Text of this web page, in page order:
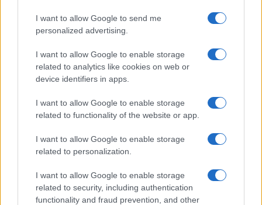
I want to allow Google to send me
personalized advertising.
I want to allow Google to enable storage
related to analytics like cookies on web or
device identifiers in apps.
I want to allow Google to enable storage
related to functionality of the website or app.
I want to allow Google to enable storage
related to personalization.
I want to allow Google to enable storage
related to security, including authentication
functionality and fraud prevention, and other
αποδοτικότητας
Η Chery επενδύει 75 εκατ.
δολάρια στην KG Mobility
Ατρόμητος και Novibet
συνεχίζουν μαζί: Ανανέωση